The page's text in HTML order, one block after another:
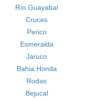
Río Guayabal
Cruces
Perico
Esmeralda
Jaruco
Bahia Honda
Rodas
Bejucal